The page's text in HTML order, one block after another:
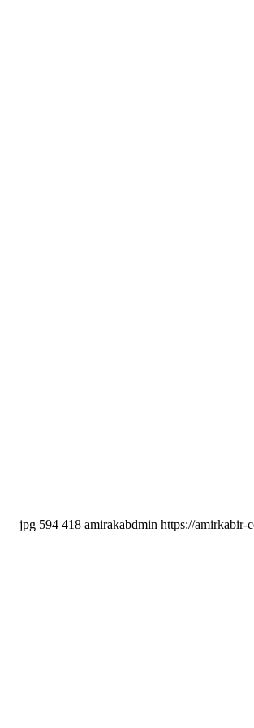
594 418 amirakabdmin https://amirkabir-